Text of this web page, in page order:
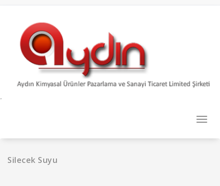
İçeriğe
.
Silecek Suyu